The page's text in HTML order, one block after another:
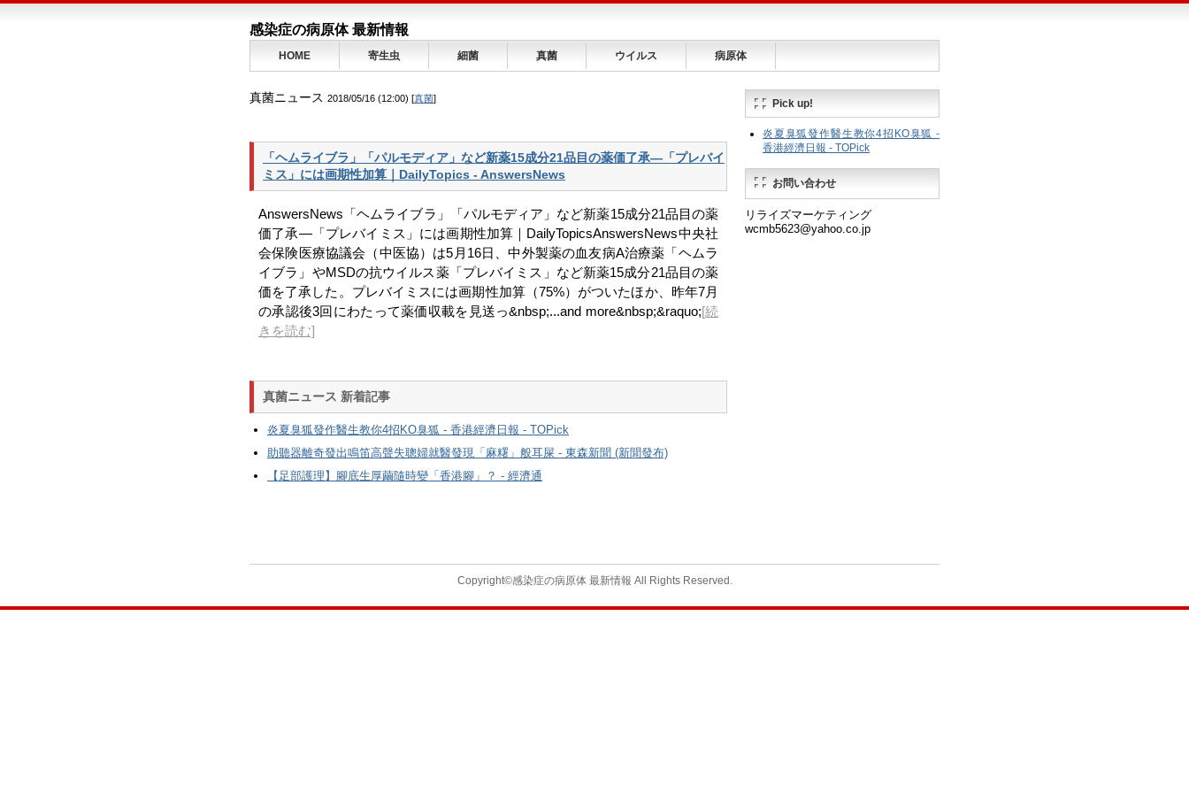
感染症の病原体 最新情報
HOME 寄生虫 細菌 真菌 ウイルス 病原体
真菌ニュース 2018/05/16 (12:00) [真菌]
「ヘムライブラ」「パルモディア」など新薬15成分21品目の薬価了承―「プレバイ
ミス」には画期性加算｜DailyTopics - AnswersNews
AnswersNews「ヘムライブラ」「パルモディア」など新薬15成分21品目の薬
価了承―「プレバイミス」には画期性加算｜DailyTopicsAnswersNews中央社
会保険医療協議会（中医協）は5月16日、中外製薬の血友病A治療薬「ヘムラ
イブラ」やMSDの抗ウイルス薬「プレバイミス」など新薬15成分21品目の薬
価を了承した。プレバイミスには画期性加算（75%）がついたほか、昨年7月
の承認後3回にわたって薬価収載を見送っ&nbsp;...and more&nbsp;&raquo;[続
きを読む]
真菌ニュース 新着記事
炎夏臭狐發作醫生教你4招KO臭狐 - 香港經濟日報 - TOPick
助聽器離奇發出鳴笛高聲失聰婦就醫發現「麻糬」般耳屎 - 東森新聞 (新聞發布)
【足部護理】腳底生厚繭隨時變「香港腳」？ - 經濟通
Pick up!
炎夏臭狐發作醫生教你4招KO臭狐 -
香港經濟日報 - TOPick
お問い合わせ
リライズマーケティング
wcmb5623@yahoo.co.jp
Copyright©感染症の病原体 最新情報 All Rights Reserved.